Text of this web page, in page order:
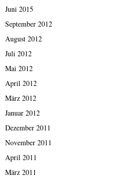
Juni 2015
September 2012
August 2012
Juli 2012
Mai 2012
April 2012
März 2012
Januar 2012
Dezember 2011
November 2011
April 2011
März 2011